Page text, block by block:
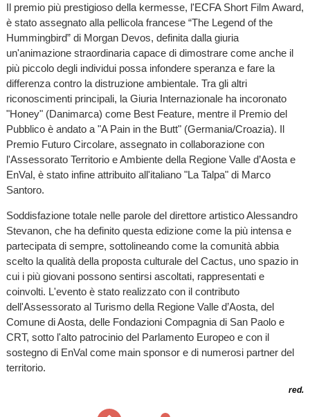
Il premio più prestigioso della kermesse, l'ECFA Short Film Award,
è stato assegnato alla pellicola francese “The Legend of the
Hummingbird” di Morgan Devos, definita dalla giuria
un'animazione straordinaria capace di dimostrare come anche il
più piccolo degli individui possa infondere speranza e fare la
differenza contro la distruzione ambientale. Tra gli altri
riconoscimenti principali, la Giuria Internazionale ha incoronato
"Honey" (Danimarca) come Best Feature, mentre il Premio del
Pubblico è andato a "A Pain in the Butt" (Germania/Croazia). Il
Premio Futuro Circolare, assegnato in collaborazione con
l'Assessorato Territorio e Ambiente della Regione Valle d’Aosta e
EnVal, è stato infine attribuito all'italiano "La Talpa" di Marco
Santoro.
Soddisfazione totale nelle parole del direttore artistico Alessandro
Stevanon, che ha definito questa edizione come la più intensa e
partecipata di sempre, sottolineando come la comunità abbia
scelto la qualità della proposta culturale del Cactus, uno spazio in
cui i più giovani possono sentirsi ascoltati, rappresentati e
coinvolti. L'evento è stato realizzato con il contributo
dell'Assessorato al Turismo della Regione Valle d’Aosta, del
Comune di Aosta, delle Fondazioni Compagnia di San Paolo e
CRT, sotto l'alto patrocinio del Parlamento Europeo e con il
sostegno di EnVal come main sponsor e di numerosi partner del
territorio.
red.